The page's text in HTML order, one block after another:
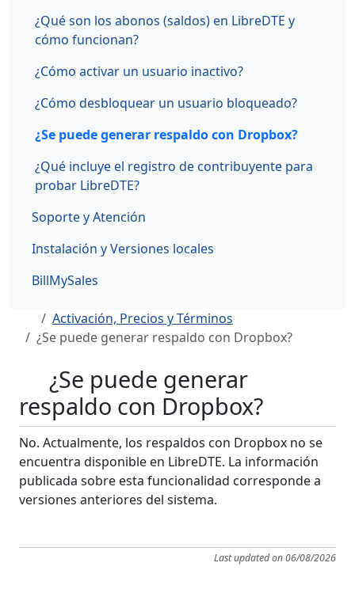
¿Qué son los abonos (saldos) en LibreDTE y
cómo funcionan?
¿Cómo activar un usuario inactivo?
¿Cómo desbloquear un usuario bloqueado?
¿Se puede generar respaldo con Dropbox?
¿Qué incluye el registro de contribuyente para
probar LibreDTE?
Soporte y Atención
Instalación y Versiones locales
BillMySales
Activación, Precios y Términos
¿Se puede generar respaldo con Dropbox?
¿Se puede generar
respaldo con Dropbox?
No. Actualmente, los respaldos con Dropbox no se
encuentra disponible en LibreDTE. La información
publicada sobre esta funcionalidad corresponde a
versiones anteriores del sistema.
Last updated on 06/08/2026